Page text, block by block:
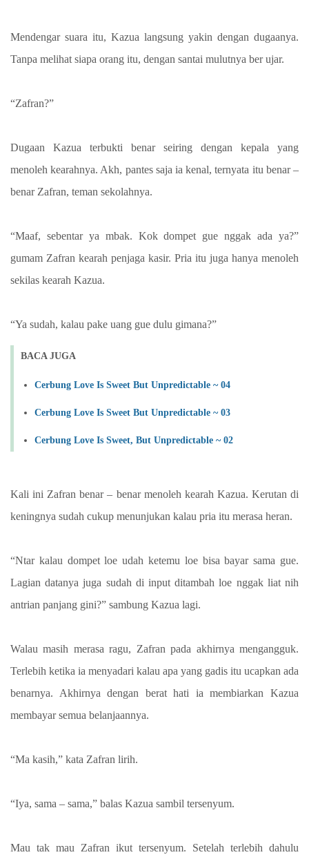
Mendengar suara itu, Kazua langsung yakin dengan dugaanya.
Tanpa melihat siapa orang itu, dengan santai mulutnya ber ujar.
“Zafran?”
Dugaan Kazua terbukti benar seiring dengan kepala yang
menoleh kearahnya. Akh, pantes saja ia kenal, ternyata itu benar –
benar Zafran, teman sekolahnya.
“Maaf, sebentar ya mbak. Kok dompet gue nggak ada ya?”
gumam Zafran kearah penjaga kasir. Pria itu juga hanya menoleh
sekilas kearah Kazua.
“Ya sudah, kalau pake uang gue dulu gimana?”
BACA JUGA
Cerbung Love Is Sweet But Unpredictable ~ 04
Cerbung Love Is Sweet But Unpredictable ~ 03
Cerbung Love Is Sweet, But Unpredictable ~ 02
Kali ini Zafran benar – benar menoleh kearah Kazua. Kerutan di
keningnya sudah cukup menunjukan kalau pria itu merasa heran.
“Ntar kalau dompet loe udah ketemu loe bisa bayar sama gue.
Lagian datanya juga sudah di input ditambah loe nggak liat nih
antrian panjang gini?” sambung Kazua lagi.
Walau masih merasa ragu, Zafran pada akhirnya mengangguk.
Terlebih ketika ia menyadari kalau apa yang gadis itu ucapkan ada
benarnya. Akhirnya dengan berat hati ia membiarkan Kazua
membayar semua belanjaannya.
“Ma kasih,” kata Zafran lirih.
“Iya, sama – sama,” balas Kazua sambil tersenyum.
Mau tak mau Zafran ikut tersenyum. Setelah terlebih dahulu